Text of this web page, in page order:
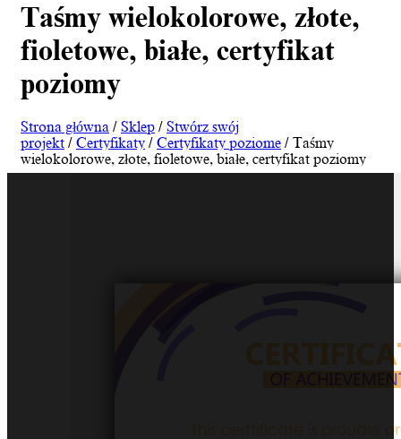
Taśmy wielokolorowe, złote,
fioletowe, białe, certyfikat
poziomy
Strona główna / Sklep / Stwórz swój
projekt / Certyfikaty / Certyfikaty poziome / Taśmy
wielokolorowe, złote, fioletowe, białe, certyfikat poziomy